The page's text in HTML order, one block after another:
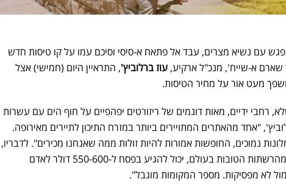
עם נשיא מצרים, עבד אל פתאח א-סיסי וסיכם עמו על קו טיסות חדש
שארם א-שייח', מנכ"ל ארקיע, עוז ברלוביץ', התראיין היום (חמישי) אצל
רחבי ידיים, מאות דונמים של ריזורטים יפהפיים על חוף הים עם עשרות
"אחד מהאתרים המתויירים ביותר במזרח התיכון לתיירים מאירופה.
נמוכים, החופשות אמורות להיות זולות ממה שאנחנו מכירים". לדבריו,
"במלונות חמישה כוכבים המפוארים מהרשתות הטובות בעולם, יכול להגיע בפסח ל-550-600 דולר לאדם
לא מפסיקות. מספר המקומות מוגבל".